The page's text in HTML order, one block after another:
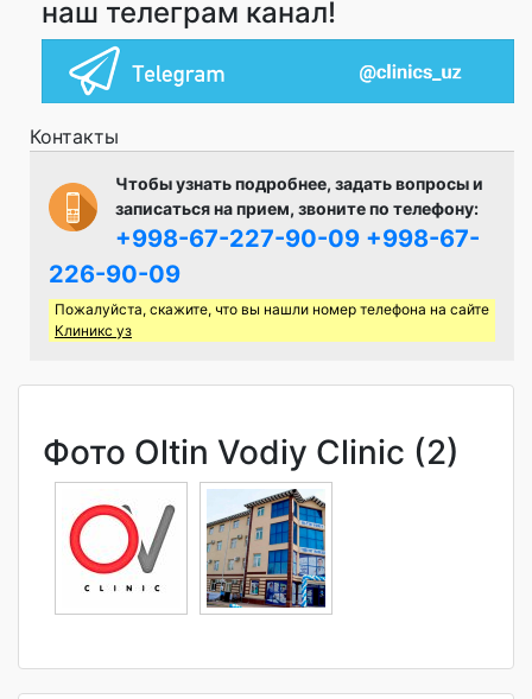
наш телеграм канал!
Контакты
Чтобы узнать подробнее, задать вопросы и
записаться на прием, звоните по телефону:
+998-67-227-90-09 +998-67-
226-90-09
Пожалуйста, скажите, что вы нашли номер телефона на сайте
Клиникс уз
Фото Oltin Vodiy Clinic (2)